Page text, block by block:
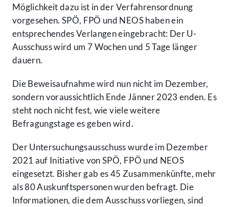
Möglichkeit dazu ist in der Verfahrensordnung
vorgesehen. SPÖ, FPÖ und NEOS haben ein
entsprechendes Verlangen eingebracht: Der U-
Ausschuss wird um 7 Wochen und 5 Tage länger
dauern.
Die Beweisaufnahme wird nun nicht im Dezember,
sondern voraussichtlich Ende Jänner 2023 enden. Es
steht noch nicht fest, wie viele weitere
Befragungstage es geben wird.
Der Untersuchungsausschuss wurde im Dezember
2021 auf Initiative von SPÖ, FPÖ und NEOS
eingesetzt. Bisher gab es 45 Zusammenkünfte, mehr
als 80 Auskunftspersonen wurden befragt. Die
Informationen, die dem Ausschuss vorliegen, sind